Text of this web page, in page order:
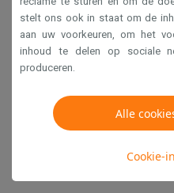
stelt ons ook in staat om de
aan uw voorkeuren, om het
inhoud te delen op sociale
produceren.
Alle
Cookie-